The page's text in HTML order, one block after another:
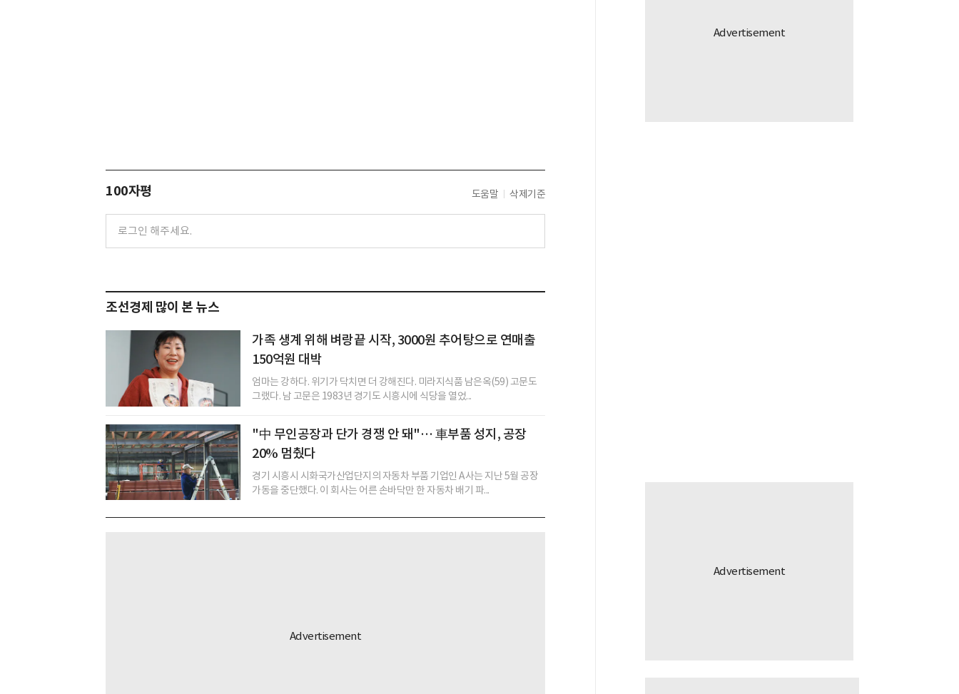
100자평 도움말 삭제기준
조선경제 많이 본 뉴스
가족 생계 위해 벼랑끝 시작, 3000원 추어탕으로 연매출
150억원 대박
엄마는 강하다. 위기가 닥치면 더 강해진다. 미라지식품 남은옥(59) 고문도
그랬다. 남 고문은 1983년 경기도 시흥시에 식당을 열었...
"中 무인공장과 단가 경쟁 안 돼"… 車부품 성지, 공장
20% 멈췄다
경기 시흥시 시화국가산업단지의 자동차 부품 기업인 A사는 지난 5월 공장
가동을 중단했다. 이 회사는 어른 손바닥만 한 자동차 배기 파...